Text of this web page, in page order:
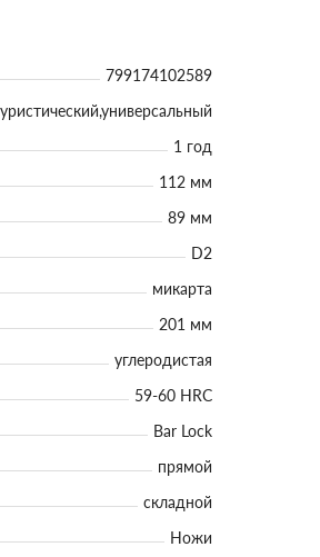
799174102589
1 год
112 мм
89 мм
D2
микарта
201 мм
углеродистая
59-60 HRC
Bar Lock
прямой
складной
Ножи